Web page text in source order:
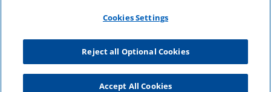
Cookies Settings
Reject all Optional Cookies
Accept All Cookies